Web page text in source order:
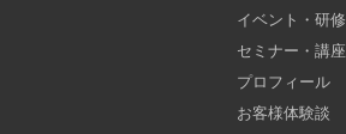
イベント・研修
セミナー・講座
プロフィール
お客様体験談